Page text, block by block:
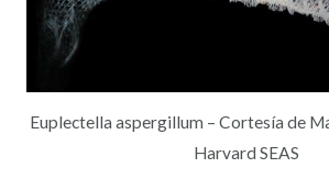
Euplectella aspergillum – Cortesía de
Harvard SEAS